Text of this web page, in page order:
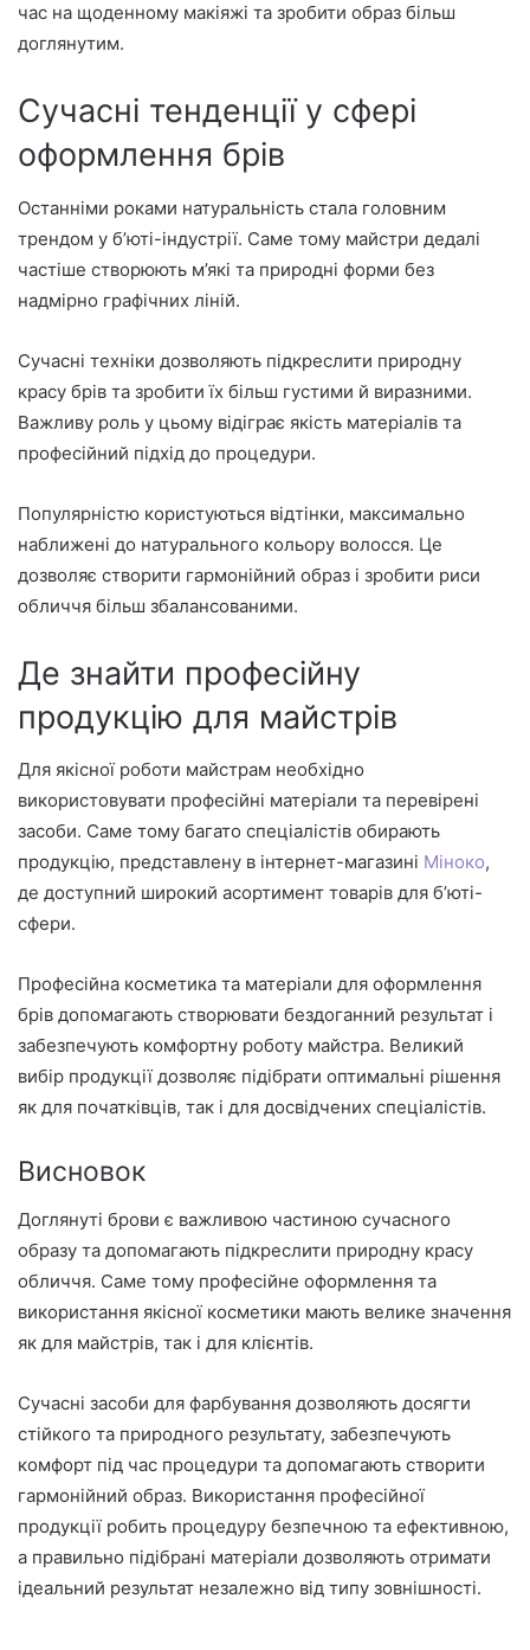
час на щоденному макіяжі та зробити образ більш
доглянутим.
Сучасні тенденції у сфері
оформлення брів
Останніми роками натуральність стала головним
трендом у б’юті-індустрії. Саме тому майстри дедалі
частіше створюють м’які та природні форми без
надмірно графічних ліній.
Сучасні техніки дозволяють підкреслити природну
красу брів та зробити їх більш густими й виразними.
Важливу роль у цьому відіграє якість матеріалів та
професійний підхід до процедури.
Популярністю користуються відтінки, максимально
наближені до натурального кольору волосся. Це
дозволяє створити гармонійний образ і зробити риси
обличчя більш збалансованими.
Де знайти професійну
продукцію для майстрів
Для якісної роботи майстрам необхідно
використовувати професійні матеріали та перевірені
засоби. Саме тому багато спеціалістів обирають
продукцію, представлену в інтернет-магазині Міноко,
де доступний широкий асортимент товарів для б’юті-
сфери.
Професійна косметика та матеріали для оформлення
брів допомагають створювати бездоганний результат і
забезпечують комфортну роботу майстра. Великий
вибір продукції дозволяє підібрати оптимальні рішення
як для початківців, так і для досвідчених спеціалістів.
Висновок
Доглянуті брови є важливою частиною сучасного
образу та допомагають підкреслити природну красу
обличчя. Саме тому професійне оформлення та
використання якісної косметики мають велике значення
як для майстрів, так і для клієнтів.
Сучасні засоби для фарбування дозволяють досягти
стійкого та природного результату, забезпечують
комфорт під час процедури та допомагають створити
гармонійний образ. Використання професійної
продукції робить процедуру безпечною та ефективною,
а правильно підібрані матеріали дозволяють отримати
ідеальний результат незалежно від типу зовнішності.